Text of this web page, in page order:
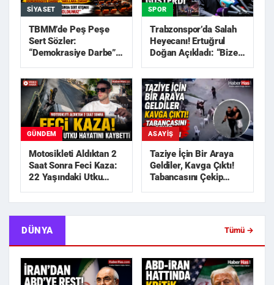
SIYASET
TBMM’de Peş Peşe
Sert Sözler:
“Demokrasiye Darbe”,
SPOR
Trabzonspor’da Salah
Heyecanı! Ertuğrul
Doğan Açıkladı: “Bize
GÜNDEM
Motosikleti Aldıktan 2
Saat Sonra Feci Kaza:
22 Yaşındaki Utku
ASAYIŞ
Taziye İçin Bir Araya
Geldiler, Kavga Çıktı!
Tabancasını Çekip
DÜNYA Tümü →